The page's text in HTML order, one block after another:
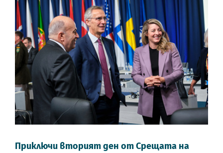
Приключи вторият ден от Срещата на